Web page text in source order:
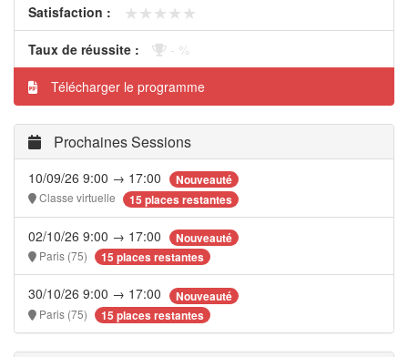
Satisfaction : ★★★★★
★★★★★
Taux de réussite : - %
Télécharger le programme
Prochaines Sessions
10/09/26 9:00 → 17:00 Nouveauté
Classe virtuelle 15 places restantes
02/10/26 9:00 → 17:00 Nouveauté
Paris (75) 15 places restantes
30/10/26 9:00 → 17:00 Nouveauté
Paris (75) 15 places restantes